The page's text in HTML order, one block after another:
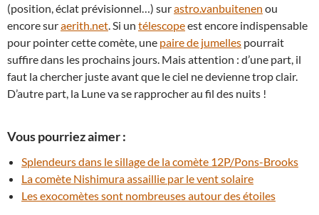
(position, éclat prévisionnel…) surastro.vanbuitenen ou
encore suraerith.net. Si un télescopeest encore indispensable
pour pointer cette comète, une paire de jumelles pourrait
suffire dans les prochains jours. Mais attention : d’une part, il
faut la chercher juste avant que le ciel ne devienne trop clair.
D’autre part, la Lune va se rapprocher au fil des nuits !
Vous pourriez aimer :
Splendeurs dans le sillage de la comète 12P/Pons-Brooks
La comète Nishimura assaillie par le vent solaire
Les exocomètes sont nombreuses autour des étoiles